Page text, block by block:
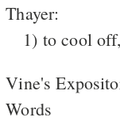
Thayer:
1) to cool
Vine's
Words